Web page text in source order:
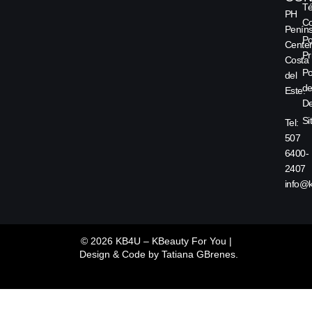
PH
Costa
del
Este.
Tel:
507
6400-
2407
de
© 2026 KB4U – KBeauty For You |
Design & Code by Tatiana GBrenes.